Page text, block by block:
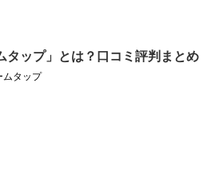
タップ」とは？口コミ評判まとめ
ムタップ